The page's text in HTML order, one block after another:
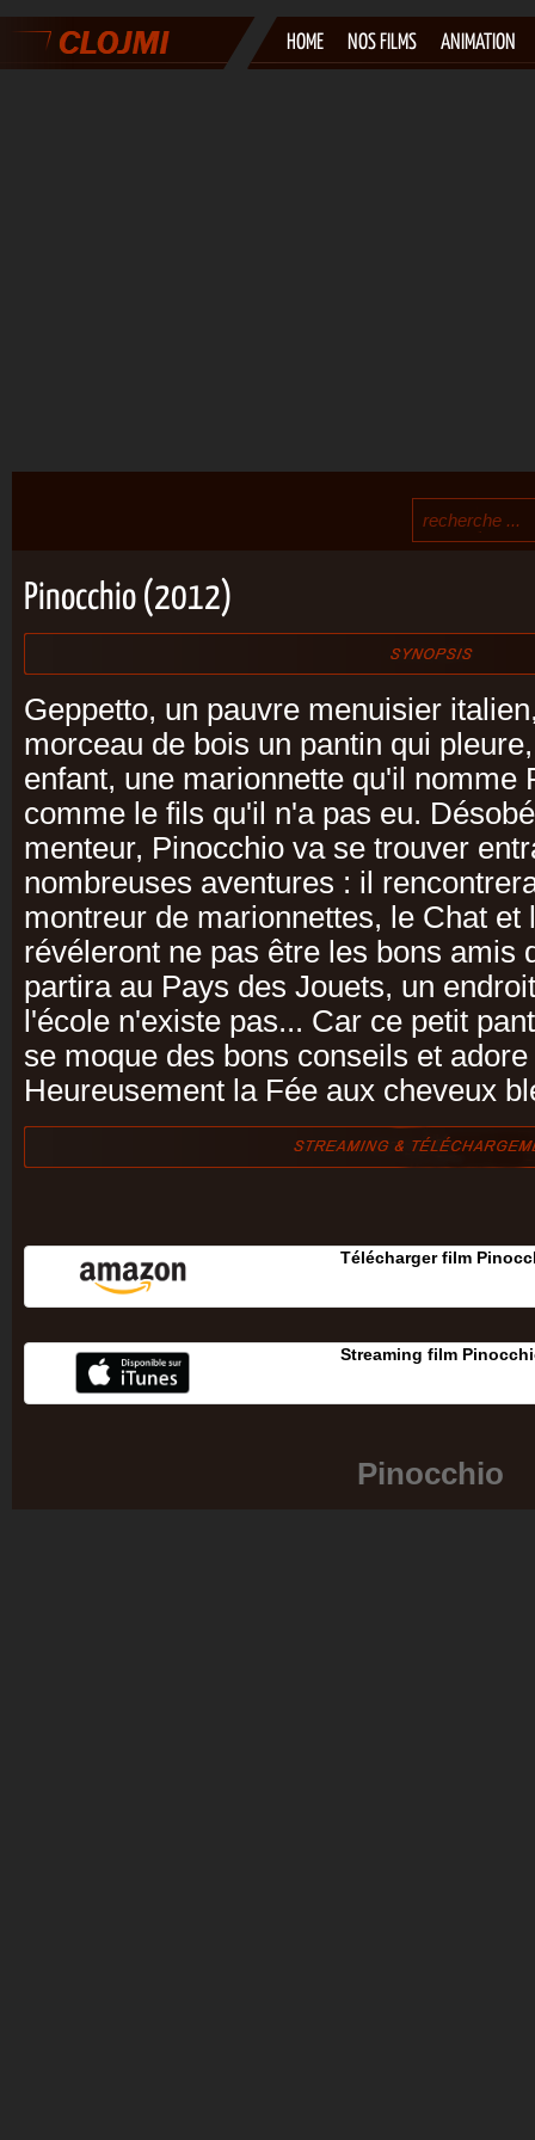
HOME NOS FILMS ANIMATION
Pinocchio (2012)
Geppetto, un pauvre menuisier
morceau de bois un pantin qui
enfant, une marionnette qu'il nomme
comme le fils qu'il n'a pas eu.
menteur, Pinocchio va se trouver
nombreuses aventures : il
montreur de marionnettes, le Chat et
révéleront ne pas être les bons amis
partira au Pays des Jouets, un
l'école n'existe pas... Car ce petit
se moque des bons conseils et
Heureusement la Fée aux cheveux
Télécharger film
Streaming film
Pinocchio